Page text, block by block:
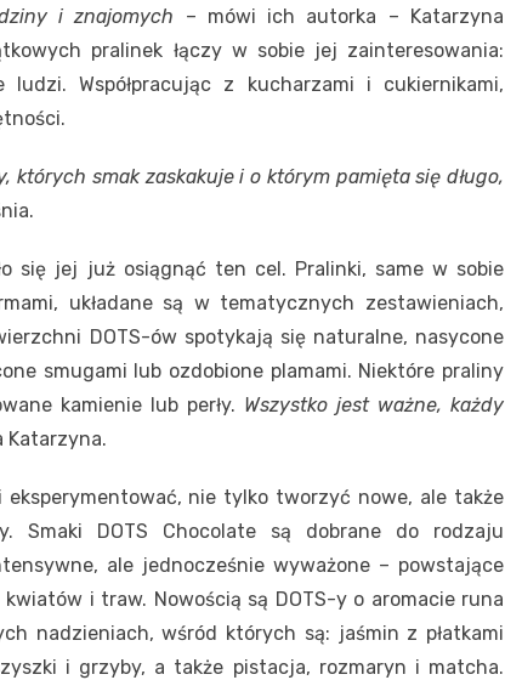
i znajomych – mówi ich autorka – Katarzyna
pralinek łączy w sobie jej zainteresowania:
Współpracując z kucharzami i cukiernikami,
których smak zaskakuje i o którym pamięta się długo,
się jej już osiągnąć ten cel. Pralinki, same w sobie
układane są w tematycznych zestawieniach,
DOTS-ów spotykają się naturalne, nasycone
smugami lub ozdobione plamami. Niektóre praliny
kamienie lub perły. Wszystko jest ważne, każdy
Katarzyna.
nie tylko tworzyć nowe, ale także
Smaki DOTS Chocolate są dobrane do rodzaju
ale jednocześnie wyważone – powstające
i traw. Nowością są DOTS-y o aromacie runa
nadzieniach, wśród których są: jaśmin z płatkami
i grzyby, a także pistacja, rozmaryn i matcha.